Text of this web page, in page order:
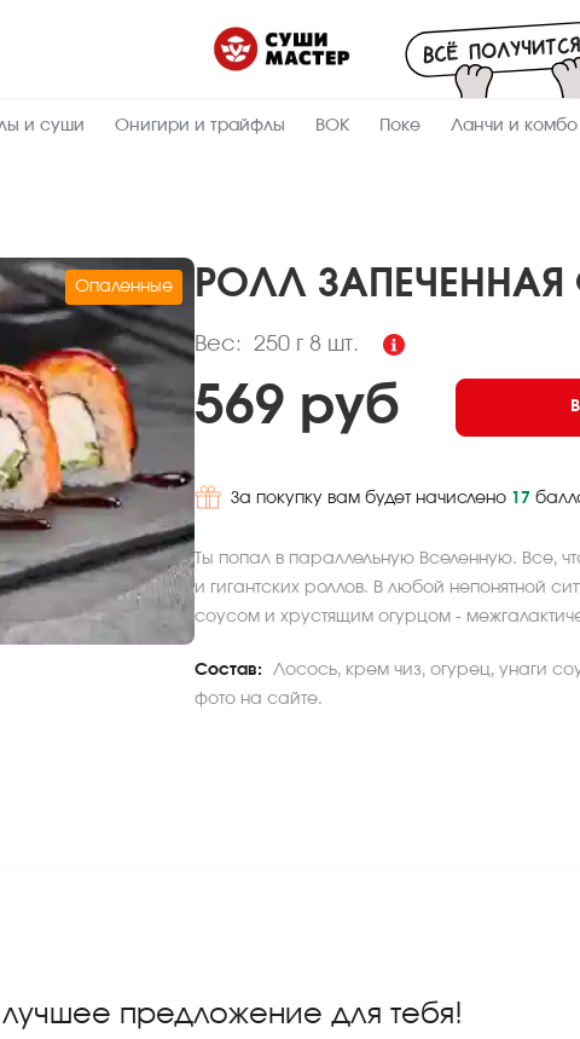
и суши Онигири и трайфлы ВОК Поке Ланчи и комбо
Опаленные РОЛЛ
Вес: 250 г8 шт.
Пищевая
250 Вес, г
211.2 Ккал
569 руб
За покупку вам будет начислено 17
Ты попал в параллельную Вселенную. Все,
и гигантских роллов. В любой непонятной
соусом и хрустящим огурцом -
Состав:
Лосось, крем чиз, огурец, унаги
фото на сайте.
предложение для тебя!